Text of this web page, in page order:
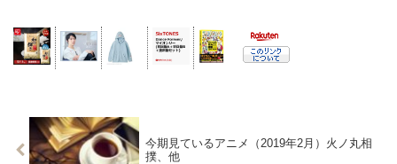
今期見ているアニメ（2019年2月）火ノ丸相
撲、他